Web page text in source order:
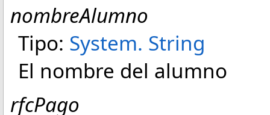
nombreAlumno
Tipo: System. String
El nombre del alumno
rfcPago